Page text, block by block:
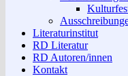
Literaturinstitut
RD Literatur
RD Autoren/innen
Kontakt